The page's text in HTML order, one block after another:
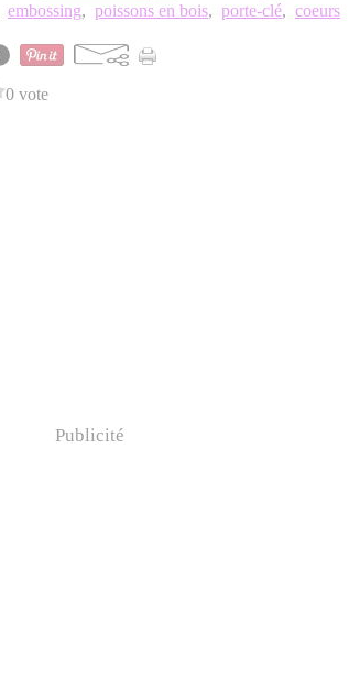
embossing, poissons en bois, porte-clé, coeurs
0 vote
Publicité